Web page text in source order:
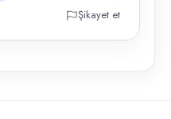
Şikayet et